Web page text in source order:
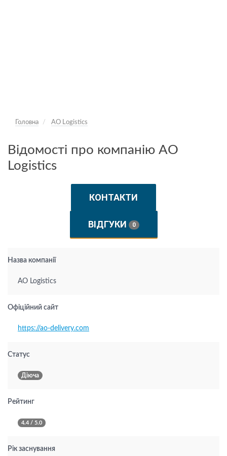
Головна AO Logistics
Відомості про компанію AO
Logistics
КОНТАКТИ
ВІДГУКИ 0
Назва компанії
AO Logistics
Офіційний сайт
https://ao-delivery.com
Статус
Діюча
Рейтинг
4.4 / 5.0
Рік заснування